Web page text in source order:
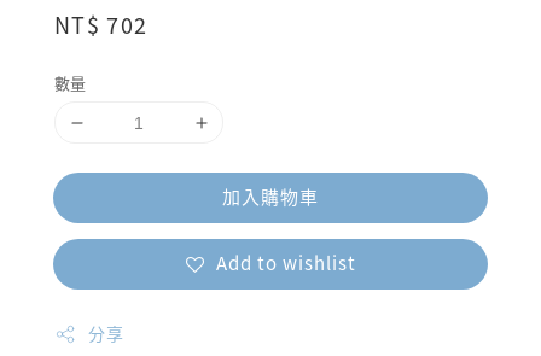
Regular
NT$ 702
數量
加入購物車
Add to wishlist
分享